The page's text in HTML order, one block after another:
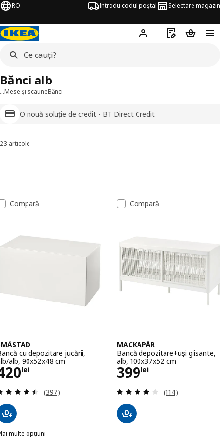
RO Introdu codul poștal Selectare magazin
Hej! Autentifică-te
Listă deCoșul de
…Mese și scauneBănci
O nouă soluție de credit - BT Direct Credit
Bănci alb
Sortează și filtrează
23 articole
Lista de rezultate
Compară
cu depozitare jucării,
alb, 90x52x48 cm
lei
420lei
Evaluare: 4.5 din 5 stele. Total recenzii:
(397)
multe opțiuni
Compară
MACKAPÄR
Bancă depozitare+uși glisante,
alb, 100x37x52 cm
399lei
Preţ 399lei
Evaluare: 4.1
(114)